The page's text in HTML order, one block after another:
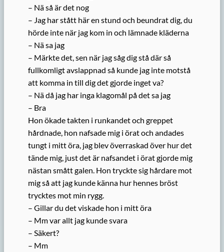
– Nä så är det nog
– Jag har stått här en stund och beundrat dig, du
hörde inte när jag kom in och lämnade kläderna
– Nä sa jag
– Märkte det, sen när jag såg dig stå där så
fullkomligt avslappnad så kunde jag inte motstå
att komma in till dig det gjorde inget va?
– Nä då jag har inga klagomål på det sa jag
– Bra
Hon ökade takten i runkandet och greppet
hårdnade, hon nafsade mig i örat och andades
tungt i mitt öra, jag blev överraskad över hur det
tände mig, just det är nafsandet i örat gjorde mig
nästan smått galen. Hon tryckte sig hårdare mot
mig så att jag kunde känna hur hennes bröst
trycktes mot min rygg.
– Gillar du det viskade hon i mitt öra
– Mm var allt jag kunde svara
– Säkert?
– Mm